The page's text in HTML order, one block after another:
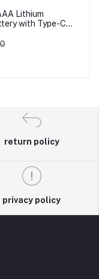
Lithium
with Type-C
Price in
return policy
privacy policy